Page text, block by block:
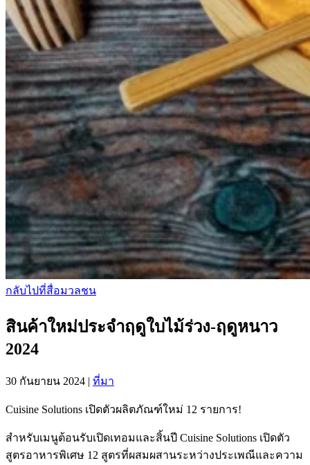
กลับไปที่สื่อมวลชน
สินค้าใหม่ประจำฤดูใบไม้ร่วง-ฤดูหนาว
2024
30 กันยายน 2024 | ที่มา
Cuisine Solutions เปิดตัวผลิตภัณฑ์ใหม่ 12 รายการ!
สำหรับเมนูต้อนรับเปิดเทอมและสิ้นปี Cuisine Solutions เปิดตัว
สูตรอาหารพิเศษ 12 สูตรที่ผสมผสานระหว่างประเพณีและความ